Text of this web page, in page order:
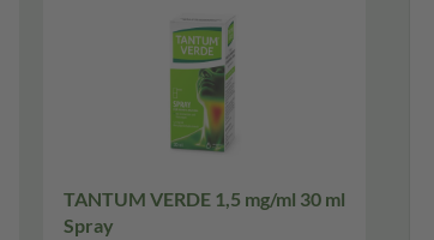
TANTUM VERDE 1,5 mg/ml 30 ml
Spray